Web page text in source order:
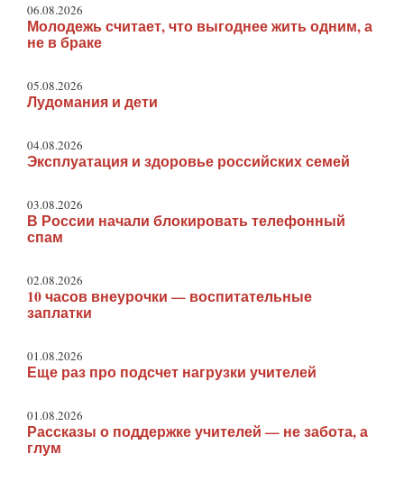
06.08.2026
Молодежь считает, что выгоднее жить одним, а
не в браке
05.08.2026
Лудомания и дети
04.08.2026
Эксплуатация и здоровье российских семей
03.08.2026
В России начали блокировать телефонный
спам
02.08.2026
10 часов внеурочки — воспитательные
заплатки
01.08.2026
Еще раз про подсчет нагрузки учителей
01.08.2026
Рассказы о поддержке учителей — не забота, а
глум